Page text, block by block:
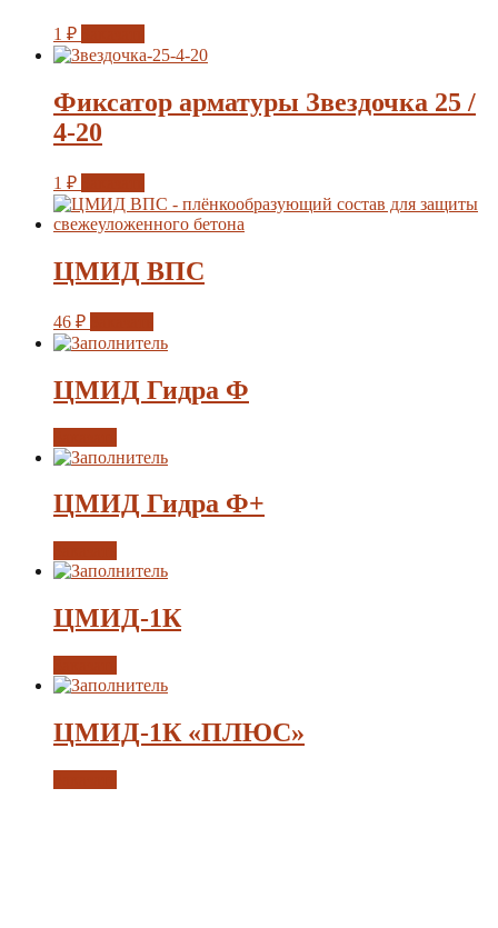
1 ₽
Фиксатор арматуры Звездочка 25 /
4-20
1 ₽
ЦМИД ВПС
46 ₽
ЦМИД Гидра Ф
ЦМИД Гидра Ф+
ЦМИД-1К
ЦМИД-1К «ПЛЮС»